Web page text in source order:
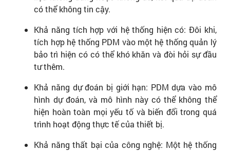
có thể không tin cậy.
Khả năng tích hợp với hệ thống hiện có: Đôi khi,
tích hợp hệ thống PDM vào một hệ thống quản lý
bảo trì hiện có có thể khó khăn và đòi hỏi sự đầu
tư thêm.
Khả năng dự đoán bị giới hạn: PDM dựa vào mô
hình dự đoán, và mô hình này có thể không thể
hiện hoàn toàn mọi yếu tố và biến đổi trong quá
trình hoạt động thực tế của thiết bị.
Khả năng thất bại của công nghệ: Một hệ thống